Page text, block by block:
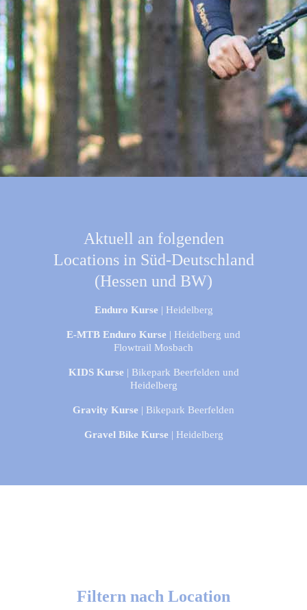
Aktuell an folgenden
Locations in Süd-Deutschland
(Hessen und BW)
Enduro Kurse | Heidelberg
E-MTB Enduro Kurse | Heidelberg und
Flowtrail Mosbach
KIDS Kurse | Bikepark Beerfelden und
Heidelberg
Gravity Kurse | Bikepark Beerfelden
Gravel Bike Kurse | Heidelberg
Filtern nach Location